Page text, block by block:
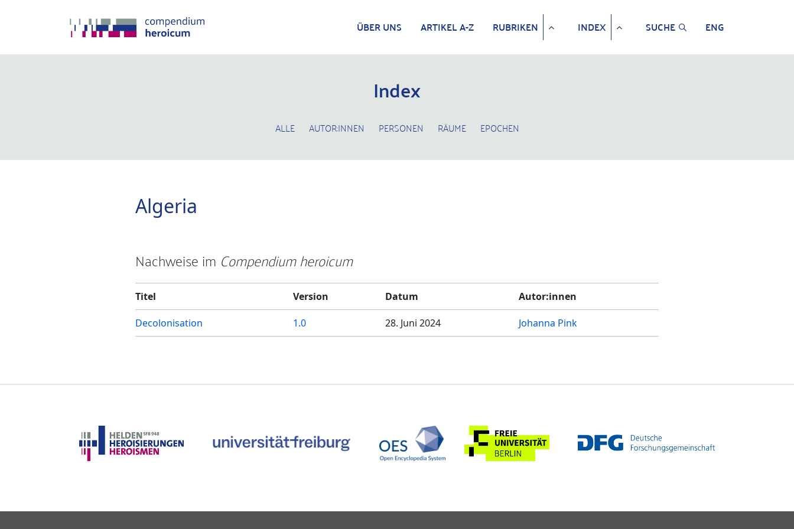
ÜBER UNS ARTIKEL A-Z RUBRIKEN INDEX SUCHE ENG
Index
ALLE AUTOR:INNEN PERSONEN RÄUME EPOCHEN
Algeria
Nachweise im Compendium heroicum
Titel Version Datum Autor:innen
Decolonisation 1.0 28. Juni 2024 Johanna Pink